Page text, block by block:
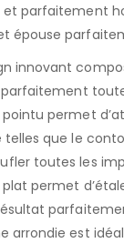
parfaitement
épouse
innovant
permet
que le
toutes les
permet
arrondie est